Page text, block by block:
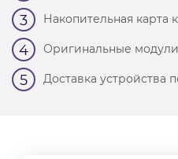
3 Накопительная карта
4 Оригинальные модули
5 Доставка устройства